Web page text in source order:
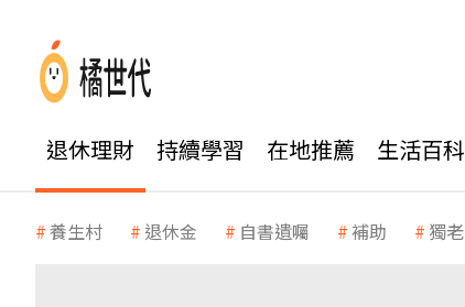
退休理財 持續學習 在地推薦 生活百科
養生村 退休金 自書遺囑 補助 獨老